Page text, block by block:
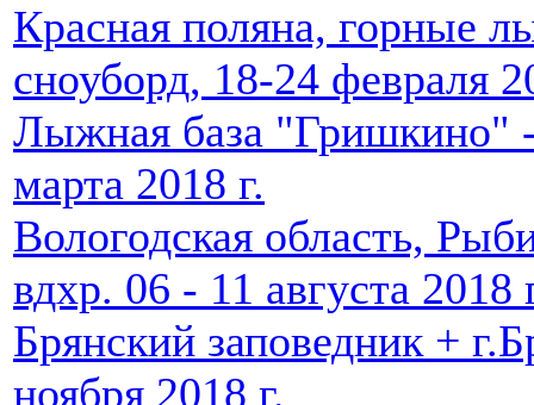
Красная поляна, горные
сноуборд, 18-24 февраля
Лыжная база "Гришкино"
марта 2018 г.
Вологодская область,
вдхр. 06 - 11 августа 2018
Брянский заповедник +
ноября 2018 г.